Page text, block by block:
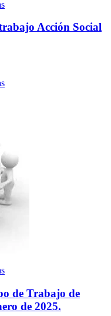
Acción Social
de Trabajo de
de 2025.